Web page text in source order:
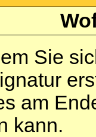
Sie
am
kann.